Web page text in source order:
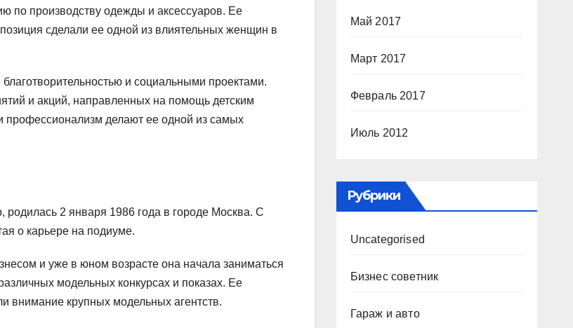
по производству одежды и аксессуаров. Ее
сделали ее одной из влиятельных женщин в
и социальными проектами.
и акций, направленных на помощь детским
делают ее одной из самых
родилась 2 января 1986 года в городе Москва. С
о карьере на подиуме.
и уже в юном возрасте она начала заниматься
модельных конкурсах и показах. Ее
внимание крупных модельных агентств.
Май 2017
Март 2017
Февраль 2017
Июль 2012
Рубрики
Uncategorised
Бизнес советник
Гараж и авто